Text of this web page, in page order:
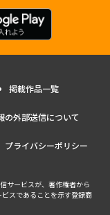
掲載作品一覧
の外部送信について
プライバシーポリシー
サービスが、著作権者から
スであることを示す登録商